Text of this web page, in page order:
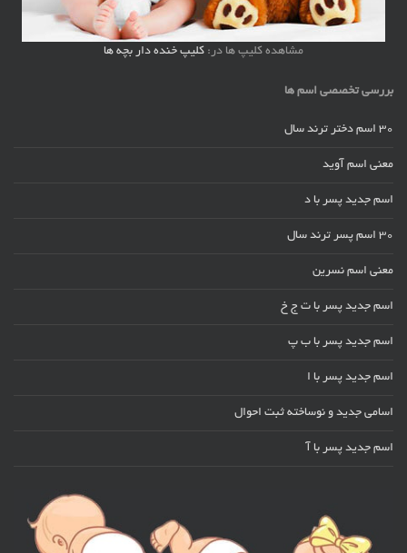
مشاهده کلیپ ها در: کلیپ خنده دار بچه ها
بررسی تخصصی اسم ها
30 اسم دختر ترند سال
معنی اسم آوید
اسم جدید پسر با د
30 اسم پسر ترند سال
معنی اسم نسرین
اسم جدید پسر با ت ج خ
اسم جدید پسر با ب پ
اسم جدید پسر با ا
اسامی جدید و نوساخته ثبت احوال
اسم جدید پسر با آ